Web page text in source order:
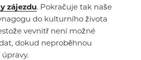
zájezdu. Pokračuje tak naše
do kulturního života
vevnitř není možné
dokud neproběhnou